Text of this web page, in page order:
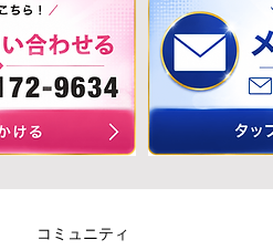
コミュニティ